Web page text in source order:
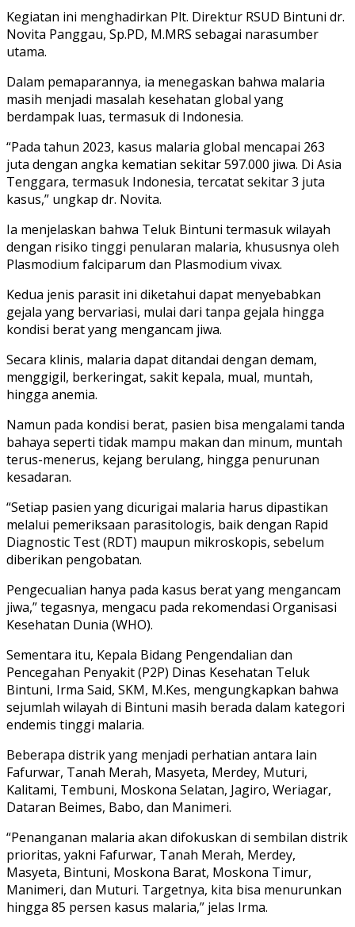
Kegiatan ini menghadirkan Plt. Direktur RSUD Bintuni dr.
Novita Panggau, Sp.PD, M.MRS sebagai narasumber
utama.
Dalam pemaparannya, ia menegaskan bahwa malaria
masih menjadi masalah kesehatan global yang
berdampak luas, termasuk di Indonesia.
“Pada tahun 2023, kasus malaria global mencapai 263
juta dengan angka kematian sekitar 597.000 jiwa. Di Asia
Tenggara, termasuk Indonesia, tercatat sekitar 3 juta
kasus,” ungkap dr. Novita.
Ia menjelaskan bahwa Teluk Bintuni termasuk wilayah
dengan risiko tinggi penularan malaria, khususnya oleh
Plasmodium falciparum dan Plasmodium vivax.
Kedua jenis parasit ini diketahui dapat menyebabkan
gejala yang bervariasi, mulai dari tanpa gejala hingga
kondisi berat yang mengancam jiwa.
Secara klinis, malaria dapat ditandai dengan demam,
menggigil, berkeringat, sakit kepala, mual, muntah,
hingga anemia.
Namun pada kondisi berat, pasien bisa mengalami tanda
bahaya seperti tidak mampu makan dan minum, muntah
terus-menerus, kejang berulang, hingga penurunan
kesadaran.
“Setiap pasien yang dicurigai malaria harus dipastikan
melalui pemeriksaan parasitologis, baik dengan Rapid
Diagnostic Test (RDT) maupun mikroskopis, sebelum
diberikan pengobatan.
Pengecualian hanya pada kasus berat yang mengancam
jiwa,” tegasnya, mengacu pada rekomendasi Organisasi
Kesehatan Dunia (WHO).
Sementara itu, Kepala Bidang Pengendalian dan
Pencegahan Penyakit (P2P) Dinas Kesehatan Teluk
Bintuni, Irma Said, SKM, M.Kes, mengungkapkan bahwa
sejumlah wilayah di Bintuni masih berada dalam kategori
endemis tinggi malaria.
Beberapa distrik yang menjadi perhatian antara lain
Fafurwar, Tanah Merah, Masyeta, Merdey, Muturi,
Kalitami, Tembuni, Moskona Selatan, Jagiro, Weriagar,
Dataran Beimes, Babo, dan Manimeri.
“Penanganan malaria akan difokuskan di sembilan distrik
prioritas, yakni Fafurwar, Tanah Merah, Merdey,
Masyeta, Bintuni, Moskona Barat, Moskona Timur,
Manimeri, dan Muturi. Targetnya, kita bisa menurunkan
hingga 85 persen kasus malaria,” jelas Irma.